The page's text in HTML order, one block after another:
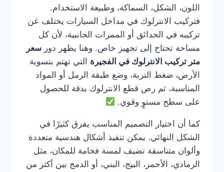
اللون، الشكل، السماكة، وطبيعة الاستخدام.
فتركيب الانترلوك في مداخل السيارات يختلف عن
تركيبه في الحدائق أو الممرات الجانبية، لأن كل
مساحة تحتاج إلى تجهيز خاص. وهنا يظهر دور سعر
متر تركيب الانترلوك في الفجيرة التي تهتم بتسوية
الأرض، ضغط التربة، وضع طبقة الرمل أو المواد
المناسبة، ثم رص قطع الانترلوك بدقة للحصول
على سطح مستوٍ وقوي.
كما أن اختيار التصميم المناسب يفرق كثيرًا في
الشكل النهائي. يمكن تنفيذ أشكال هندسية متعددة
وألوان متناسقة تضيف لمسة فخامة للمكان، مثل
الرمادي، الأحمر، البيج، البني، أو الدمج بين أكثر من